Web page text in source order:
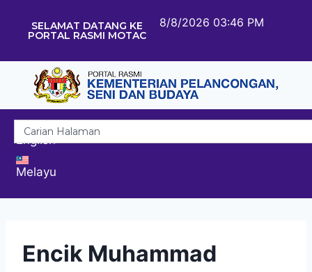
SELAMAT DATANG KE
PORTAL RASMI MOTAC
8/8/2026 03:46 PM
English
Melayu
Encik Muhammad